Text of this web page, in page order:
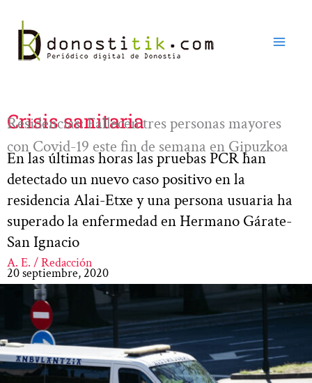
contenido
Crisis sanitaria
Residencias: Fallecen tres personas mayores
con Covid-19 este fin de semana en Gipuzkoa
En las últimas horas las pruebas PCR han
detectado un nuevo caso positivo en la
residencia Alai-Etxe y una persona usuaria ha
superado la enfermedad en Hermano Gárate-
San Ignacio
A. E. / Redacción
20 septiembre, 2020